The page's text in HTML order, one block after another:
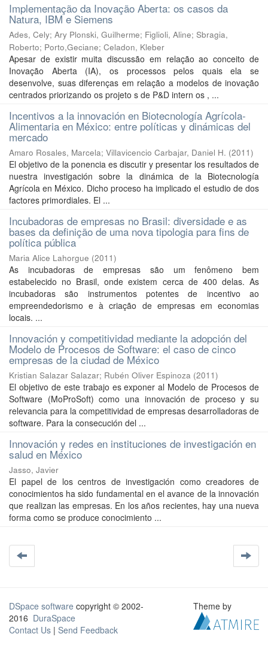
Implementação da Inovação Aberta: os casos da
Natura, IBM e Siemens
Ades, Cely; Ary Plonski, Guilherme; Figlioli, Aline; Sbragia,
Roberto; Porto,Geciane; Celadon, Kleber
Apesar de existir muita discussão em relação ao conceito de
Inovação Aberta (IA), os processos pelos quais ela se
desenvolve, suas diferenças em relação a modelos de inovação
centrados priorizando os projeto s de P&D intern os , ...
Incentivos a la innovación en Biotecnología Agrícola-
Alimentaria en México: entre políticas y dinámicas del
mercado
Amaro Rosales, Marcela; Villavicencio Carbajar, Daniel H. (2011)
El objetivo de la ponencia es discutir y presentar los resultados de
nuestra investigación sobre la dinámica de la Biotecnología
Agrícola en México. Dicho proceso ha implicado el estudio de dos
factores primordiales. El ...
Incubadoras de empresas no Brasil: diversidade e as
bases da definição de uma nova tipologia para fins de
política pública
Maria Alice Lahorgue (2011)
As incubadoras de empresas são um fenômeno bem
estabelecido no Brasil, onde existem cerca de 400 delas. As
incubadoras são instrumentos potentes de incentivo ao
empreendedorismo e à criação de empresas em economias
locais. ...
Innovación y competitividad mediante la adopción del
Modelo de Procesos de Software: el caso de cinco
empresas de la ciudad de México
Kristian Salazar Salazar; Rubén Oliver Espinoza (2011)
El objetivo de este trabajo es exponer al Modelo de Procesos de
Software (MoProSoft) como una innovación de proceso y su
relevancia para la competitividad de empresas desarrolladoras de
software. Para la consecución del ...
Innovación y redes en instituciones de investigación en
salud en México
Jasso, Javier
El papel de los centros de investigación como creadores de
conocimientos ha sido fundamental en el avance de la innovación
que realizan las empresas. En los años recientes, hay una nueva
forma como se produce conocimiento ...
DSpace software copyright © 2002-
2016 DuraSpace
Contact Us | Send Feedback
Theme by